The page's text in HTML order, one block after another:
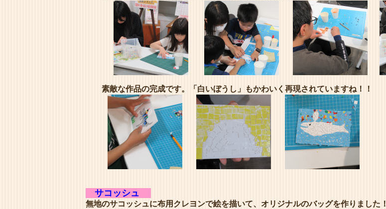
素敵な作品の完成です。「白いぼうし」もかわいく再現されていますね！！
サコッシュ
無地のサコッシュに布用クレヨンで絵を描いて、オリジナルのバッグを作りました！